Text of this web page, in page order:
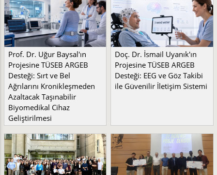
Prof. Dr. Uğur Baysal'ın
Projesine TÜSEB ARGEB
Desteği: Sırt ve Bel
Ağrılarını Kronikleşmeden
Azaltacak Taşınabilir
Biyomedikal Cihaz
Geliştirilmesi
Doç. Dr. İsmail Uyanık'ın
Projesine TÜSEB ARGEB
Desteği: EEG ve Göz Takibi
ile Güvenilir İletişim Sistemi